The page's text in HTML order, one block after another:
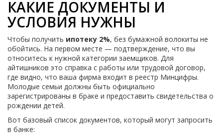
КАКИЕ ДОКУМЕНТЫ И
УСЛОВИЯ НУЖНЫ
Чтобы получить ипотеку 2%, без бумажной волокиты не
обойтись. На первом месте — подтверждение, что вы
относитесь к нужной категории заемщиков. Для
айтишников это справка с работы или трудовой договор,
где видно, что ваша фирма входит в реестр Минцифры.
Молодые семьи должны быть официально
зарегистрированы в браке и предоставить свидетельства о
рождении детей.
Вот базовый список документов, который могут запросить
в банке: